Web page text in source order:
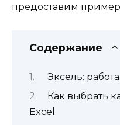
предоставим
Содержание
Эксель:
Как выбрать
Excel